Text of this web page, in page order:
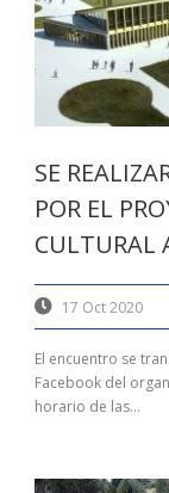
SE
POR EL
CULTURAL
17 Oct 2020
El encuentro se
Facebook del
horario de las...